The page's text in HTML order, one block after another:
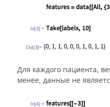
In[3]:=
Out[3]=
Для каждого пациента,
менее, данные не
In[4]:=